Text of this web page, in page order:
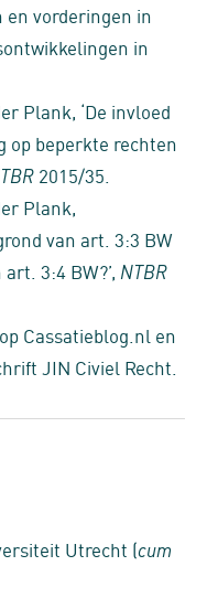
en vorderingen in
in
Plank, ‘De invloed
op beperkte rechten
2015/35.
Plank,
van art. 3:3 BW
3:4 BW?’, NTBR
Cassatieblog.nl en
JIN Civiel Recht.
Utrecht (cum